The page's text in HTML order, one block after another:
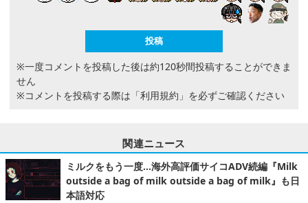
※一度コメントを投稿した後は約120秒間投稿することができま
せん
※コメントを投稿する際は 「利用規約」 を必ずご確認ください
関連ニュース
ミルクをもう一度…海外高評価サイコADV続編『Milk
outside a bag of milk outside a bag of milk』も日
本語対応